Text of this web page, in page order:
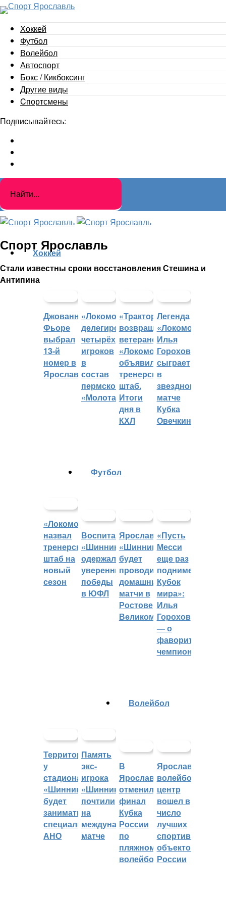
Хоккей
Футбол
Волейбол
Автоспорт
Бокс / Кикбоксинг
Другие виды
Cпортсмены
Подписывайтесь:
Спорт Ярославль
Стали известны сроки восстановления Стешина и
Антипина
Хоккей
Джованни
Фьоре
выбрал
13-й
номер в
Ярославле
«Локомотив»
делегировал
четырёх
игроков
в
состав
пермского
«Молота»
«Трактор»
возвращает
ветеранов,
«Локомотив»
объявил
тренерский
штаб.
Итоги
дня в
КХЛ
Легенда
«Локомотива»
Илья
Горохов
сыграет
в
звездном
матче
Кубка
Овечкина
«Локомотив»
назвал
тренерский
штаб на
новый
сезон
Футбол
Воспитанники
«Шинника»
одержали
уверенные
победы
в ЮФЛ
Ярославский
«Шинник»
будет
проводить
домашние
матчи в
Ростове
Великом
«Пусть
Месси
еще раз
поднимет
Кубок
мира»:
Илья
Горохов
— о
фаворитах
чемпионата
Территорией
у
стадиона
«Шинник»
будет
заниматься
специальное
АНО
Память
экс-
игрока
«Шинника»
почтили
на
международном
матче
Волейбол
В
Ярославле
отменили
финал
Кубка
России
по
пляжному
волейболу
Ярославский
волейбольный
центр
вошел в
число
лучших
спортивных
объектов
России